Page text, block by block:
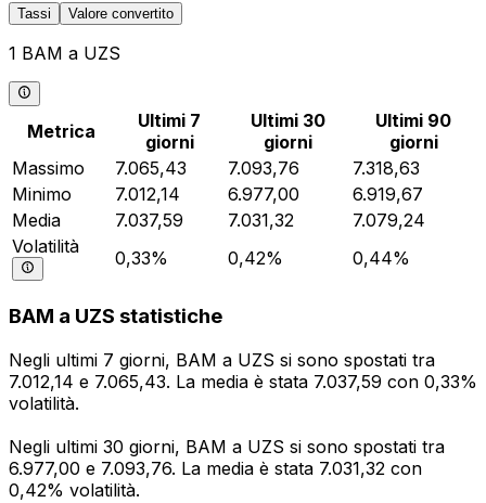
Tassi Valore convertito
1 BAM a UZS
Metrica
Ultimi 7
giorni
Ultimi 30
giorni
Ultimi 90
giorni
Massimo
7.065,43 7.093,76
7.318,63
Minimo
7.012,14 6.977,00
6.919,67
Media
7.037,59 7.031,32
7.079,24
Volatilità
0,33% 0,42% 0,44%
BAM a UZS statistiche
Negli ultimi 7 giorni, BAM a UZS si sono spostati tra
7.012,14 e 7.065,43. La media è stata 7.037,59 con 0,33%
volatilità.
Negli ultimi 30 giorni, BAM a UZS si sono spostati tra
6.977,00 e 7.093,76. La media è stata 7.031,32 con
0,42% volatilità.